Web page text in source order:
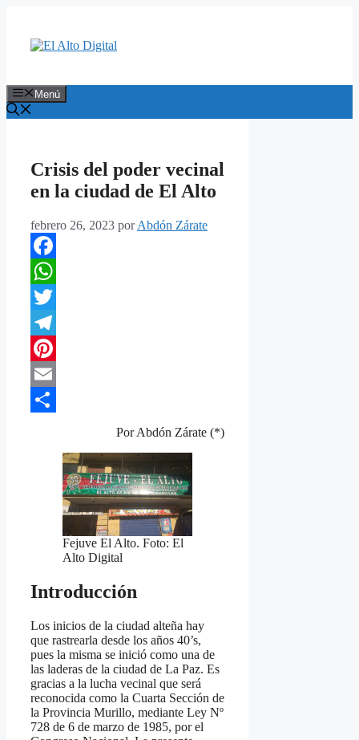
contenido
Menú
Crisis del poder vecinal
en la ciudad de El Alto
febrero 26, 2023 porAbdón Zárate
Facebook
WhatsApp
Twitter
Telegram
Pinterest
Email
Por Abdón Zárate (*)
Fejuve El Alto. Foto: El
Alto Digital
Introducción
Los inicios de la ciudad alteña hay
que rastrearla desde los años 40’s,
pues la misma se inició como una de
las laderas de la ciudad de La Paz. Es
gracias a la lucha vecinal que será
reconocida como la Cuarta Sección de
la Provincia Murillo, mediante Ley Nº
728 de 6 de marzo de 1985, por el